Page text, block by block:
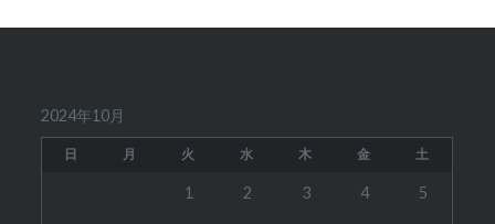
2024年10月
日 月 火 水 木 金 土
1 2 3 4 5